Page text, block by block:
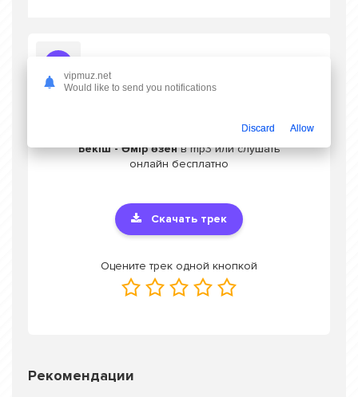
Скачать песню BAYGUN, Құдайберген
Бекіш - Өмір өзенв mp3 или слушать
онлайн бесплатно
Скачать трек
Оцените трек одной кнопкой
Рекомендации
vipmuz.net
Would like to send you notifications
Discard Allow